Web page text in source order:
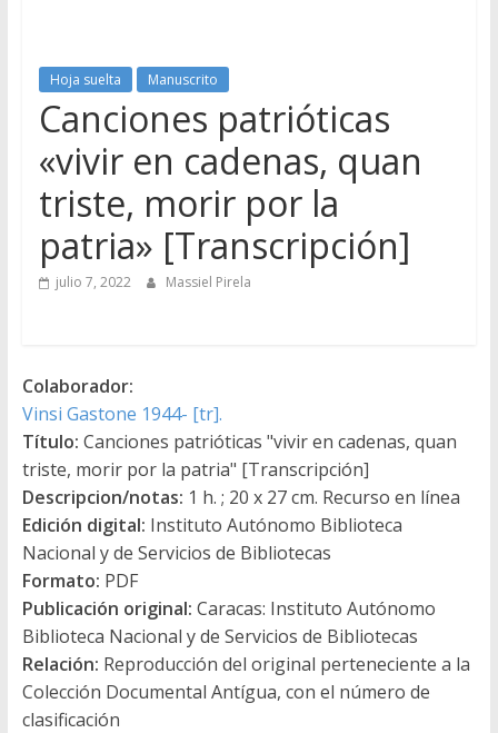
Hoja suelta Manuscrito
Canciones patrióticas
«vivir en cadenas, quan
triste, morir por la
patria» [Transcripción]
julio 7, 2022 Massiel Pirela
Colaborador:
Vinsi Gastone 1944- [tr].
Título: Canciones patrióticas "vivir en cadenas, quan
triste, morir por la patria" [Transcripción]
Descripcion/notas: 1 h. ; 20 x 27 cm. Recurso en línea
Edición digital: Instituto Autónomo Biblioteca
Nacional y de Servicios de Bibliotecas
Formato: PDF
Publicación original: Caracas: Instituto Autónomo
Biblioteca Nacional y de Servicios de Bibliotecas
Relación: Reproducción del original perteneciente a la
Colección Documental Antígua, con el número de
clasificación